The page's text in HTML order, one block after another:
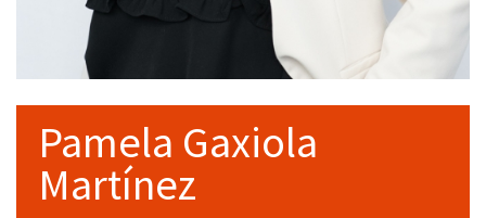
Pamela Gaxiola
Martínez